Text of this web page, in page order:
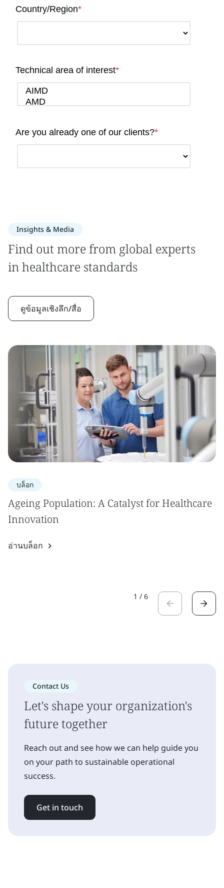
Insights & Media
Find out more from global experts
in healthcare standards
ดูข้อมูลเชิงลึก/สื่อ
บล็อก
Ageing Population: A Catalyst for Healthcare
Innovation
อ่านบล็อก
1 / 6
Contact Us
Let's shape your organization's
future together
Reach out and see how we can help guide you
on your path to sustainable operational
success.
Get in touch